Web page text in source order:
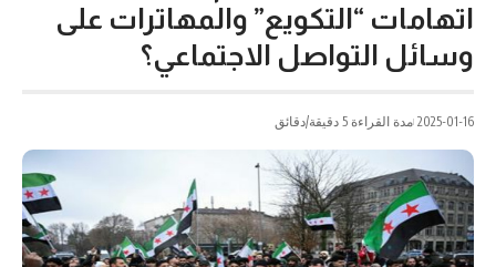
اتهامات “التكويع” والمهاترات على
وسائل التواصل الاجتماعي؟
2025-01-16 مدة القراءة 5 دقيقة/دقائق